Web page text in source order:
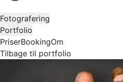
Fotografering
Portfolio
PriserBookingOm
Tilbage til portfolio